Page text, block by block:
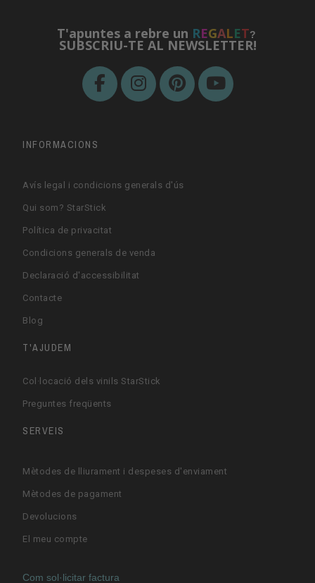
T'apuntes a rebre un REGALET?
SUBSCRIU-TE AL NEWSLETTER!
INFORMACIONS
Avís legal i condicions generals d'ús
Qui som? StarStick
Política de privacitat
Condicions generals de venda
Declaració d'accessibilitat
Contacte
Blog
T'AJUDEM
Col·locació dels vinils StarStick
Preguntes freqüents
SERVEIS
Mètodes de lliurament i despeses d'enviament
Mètodes de pagament
Devolucions
El meu compte
Com sol·licitar factura